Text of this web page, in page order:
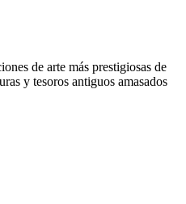
de arte más prestigiosas de
y tesoros antiguos amasados